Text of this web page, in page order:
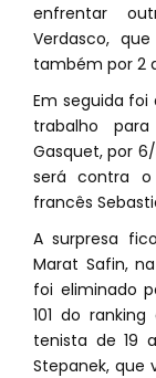
enfrentar
Verdasco,
também por 2
Em seguida foi
trabalho
Gasquet, por
será contra
francês
A surpresa
Marat Safin,
foi eliminado
101 do
tenista de 19
Stepanek, que